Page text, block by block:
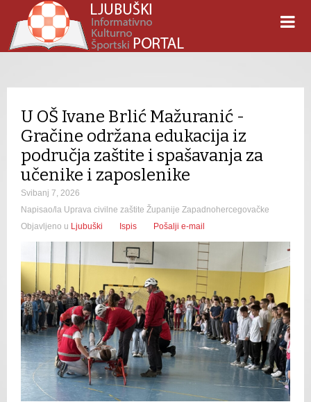
U OŠ Ivane Brlić Mažuranić -
Gračine održana edukacija iz
područja zaštite i spašavanja za
učenike i zaposlenike
Svibanj 7, 2026
Napisao/la Uprava civilne zaštite Županije Zapadnohercegovačke
Objavljeno u Ljubuški Ispis Pošalji e-mail